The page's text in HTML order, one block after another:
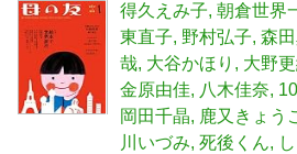
得久えみ子 朝倉世界
東直子 野村弘子 森
哉 大谷かほり 大野
金原由佳 八木佳奈
岡田千晶
鹿又きょう
川いづみ 死後くん